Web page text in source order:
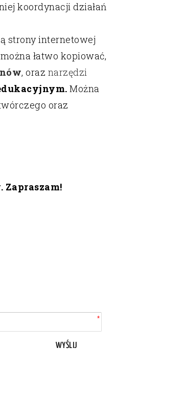
koordynacji działań
strony internetowej
łatwo kopiować,
, oraz narzędzi
Można
oraz
WYŚLIJ